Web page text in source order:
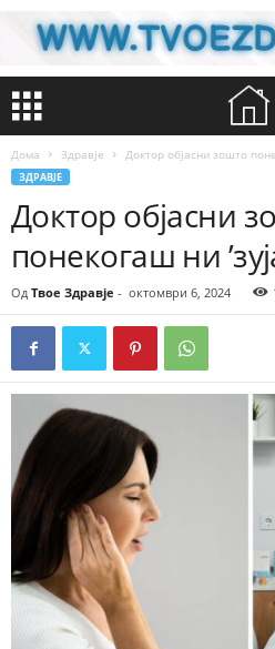
Дома Здравје Доктор објасни зошто
ЗДРАВЈЕ
Доктор објасни
понекогаш ни
Од Твое Здравје - октомври 6, 2024